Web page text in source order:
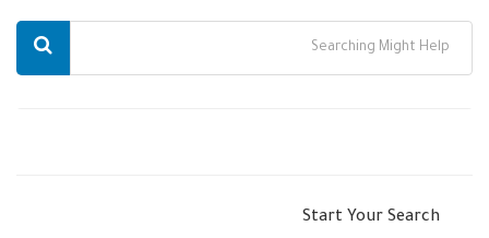
Start Your Search